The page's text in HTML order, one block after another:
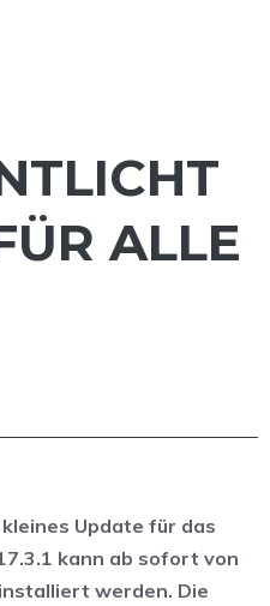
ALLE
Update für das
kann ab sofort von
werden. Die